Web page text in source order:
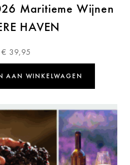
Maritieme Wijnen
HAVEN
€ 39,95
AAN WINKELWAGEN